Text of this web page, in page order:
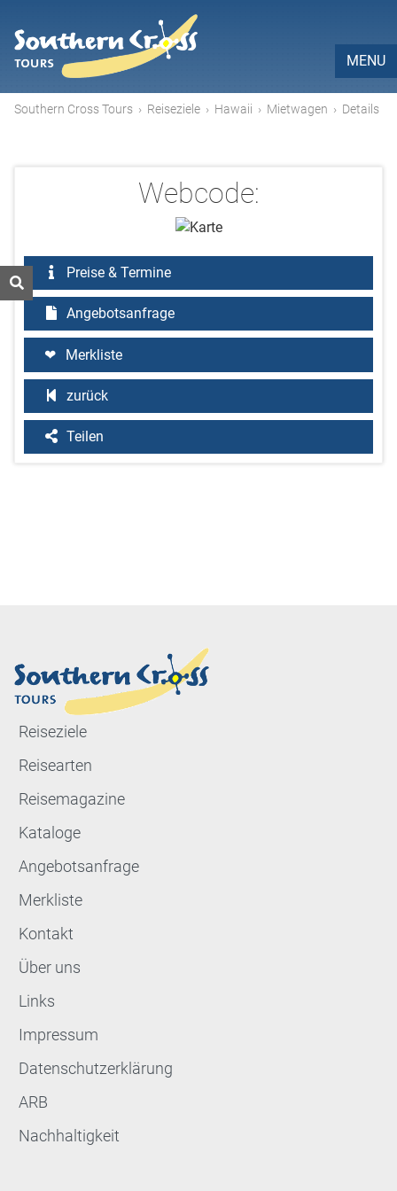
MENU
Southern Cross Tours › Reiseziele › Hawaii › Mietwagen › Details
Webcode:
Preise & Termine
Angebotsanfrage
Merkliste
zurück
Teilen
Reiseziele
Reisearten
Reisemagazine
Kataloge
Angebotsanfrage
Merkliste
Kontakt
Über uns
Links
Impressum
Datenschutzerklärung
ARB
Nachhaltigkeit